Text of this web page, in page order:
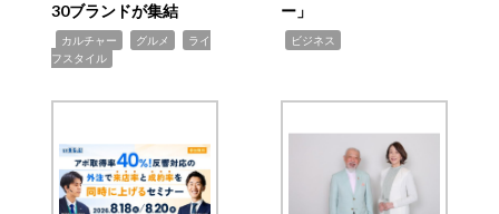
30ブランドが集結
カルチャー グルメ
ライ
フスタイル
ー」
ビジネス